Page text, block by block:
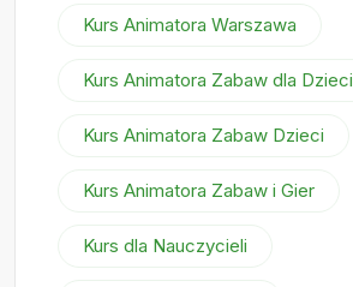
Kurs Animatora Warszawa
Kurs Animatora Zabaw dla Dzieci
Kurs Animatora Zabaw Dzieci
Kurs Animatora Zabaw i Gier
Kurs dla Nauczycieli